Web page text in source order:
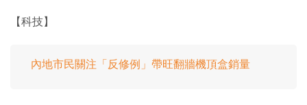
【科技】
內地市民關注「反修例」帶旺翻牆機頂盒銷量